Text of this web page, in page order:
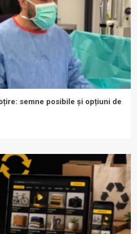
semne posibile și opțiuni de